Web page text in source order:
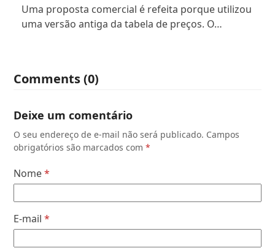
Uma proposta comercial é refeita porque utilizou
uma versão antiga da tabela de preços. O…
Comments (0)
Deixe um comentário
O seu endereço de e-mail não será publicado. Campos
obrigatórios são marcados com*
Nome*
E-mail*